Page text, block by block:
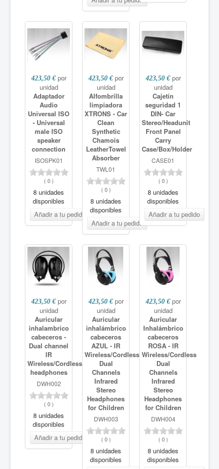
423,50 € por
unidad
Adaptador
Audio
Universal ISO
- Universal
male ISO
speaker
connection
ISOSPK01
( 0)
8 unidades
disponibles
423,50 € por
unidad
Alfombrilla
limpiadora
XTRONS - Car
Clean
Synthetic
Chamois
LeatherTowel
Absorber
TWL01
( 0)
8 unidades
disponibles
423,50 € por
unidad
Cajetín
seguridad 1
DIN- Car
Stereo/Headunit
Front Panel
Carry
Case/Box/Holder
CASE01
( 0)
8 unidades
disponibles
423,50 € por
unidad
Auricular
inhalambrico
cabeceros -
Dual channel
IR
Wireless/Cordless
headphones
DWH002
( 0)
8 unidades
disponibles
423,50 € por
unidad
Auricular
inhalámbrico
cabeceros
AZUL - IR
Wireless/Cordless
Dual
Channels
Infrared
Stereo
Headphones
for Children
DWH003
( 0)
8 unidades
disponibles
423,50 € por
unidad
Auricular
Inhalámbrico
cabeceros
ROSA - IR
Wireless/Cordless
Dual
Channels
Infrared
Stereo
Headphones
for Children
DWH004
( 0)
8 unidades
disponibles